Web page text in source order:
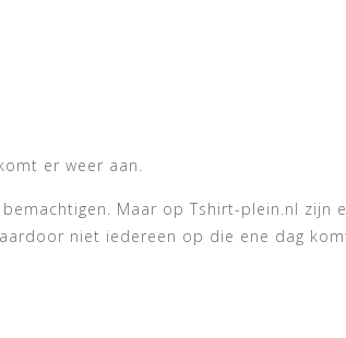
er weer aan.
Maar op Tshirt-plein.nl zijn
niet iedereen op die ene dag